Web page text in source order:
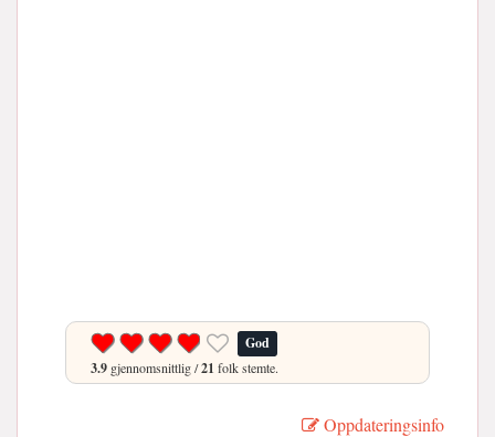
God
3.9 gjennomsnittlig /21 folk stemte.
Oppdateringsinfo